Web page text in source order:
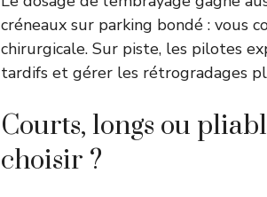
créneaux sur parking bondé : vous
chirurgicale. Sur piste, les pilotes
tardifs et gérer les rétrogradages
Courts, longs ou
choisir ?